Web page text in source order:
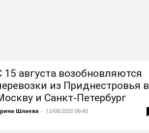
15 августа возобновляются
из Приднестровья в
и Санкт-Петербург
Шлаева - 12/08/2020 06:45